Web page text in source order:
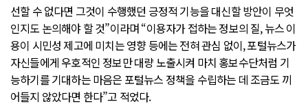
선할 수 없다면 그것이 수행했던 긍정적 기능을 대신할 방안이 무엇
인지도 논의해야 할 것”이라며 “이용자가 접하는 정보의 질, 뉴스 이
용이 시민성 제고에 미치는 영향 등에는 전혀 관심 없이, 포털뉴스가
자신들에게 우호적인 정보만 대량 노출시켜 마치 홍보수단처럼 기
능하기를 기대하는 마음은 포털뉴스 정책을 수립하는 데 조금도 끼
어들지 않았다면 한다”고 적었다.